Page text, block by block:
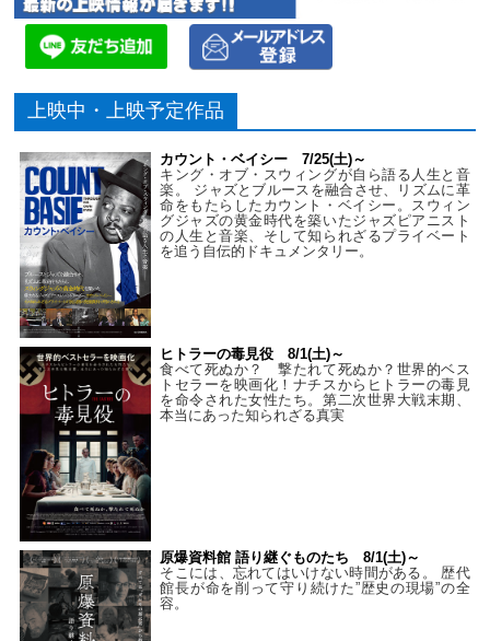
上映中・上映予定作品
カウント・ベイシー 7/25(土)～
キング・オブ・スウィングが自ら語る人生と音
楽。 ジャズとブルースを融合させ、リズムに革
命をもたらしたカウント・ベイシー。スウィン
グジャズの黄金時代を築いたジャズピアニスト
の人生と音楽、そして知られざるプライベート
を追う自伝的ドキュメンタリー。
ヒトラーの毒見役 8/1(土)～
食べて死ぬか？ 撃たれて死ぬか？世界的ベス
トセラーを映画化！ナチスからヒトラーの毒見
を命令された女性たち。第二次世界大戦末期、
本当にあった知られざる真実
原爆資料館 語り継ぐものたち 8/1(土)～
そこには、忘れてはいけない時間がある。 歴代
館長が命を削って守り続けた”歴史の現場”の全
容。